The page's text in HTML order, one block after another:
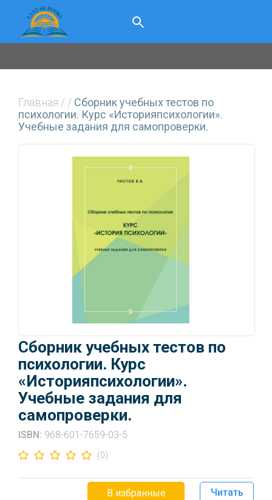
Главная / / Сборник учебных тестов по
психологии. Курс «Историяпсихологии».
Учебные задания для самопроверки.
Сборник учебных тестов по
психологии. Курс
«Историяпсихологии».
Учебные задания для
самопроверки.
ISBN: 968-601-7659-03-5
(0)
В избранные Читать